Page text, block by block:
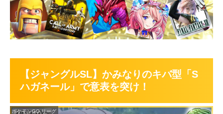
【ジャングルSL】かみなりのキバ型「S
ハガネール」で意表を突け！
ポケモンGO リーグ